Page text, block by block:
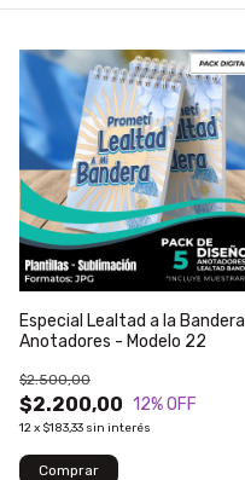
Especial Lealtad a la Bandera
Anotadores - Modelo 22
$2.200,00
$2.500,00
12% OFF
12x $183,33 sin interés